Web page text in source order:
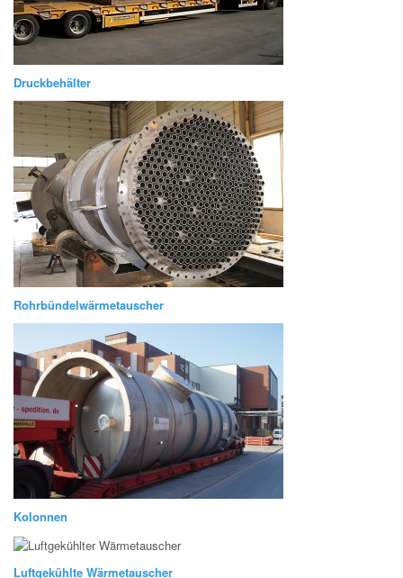
Druckbehälter
Rohrbündelwärmetauscher
Kolonnen
Luftgekühlte Wärmetauscher